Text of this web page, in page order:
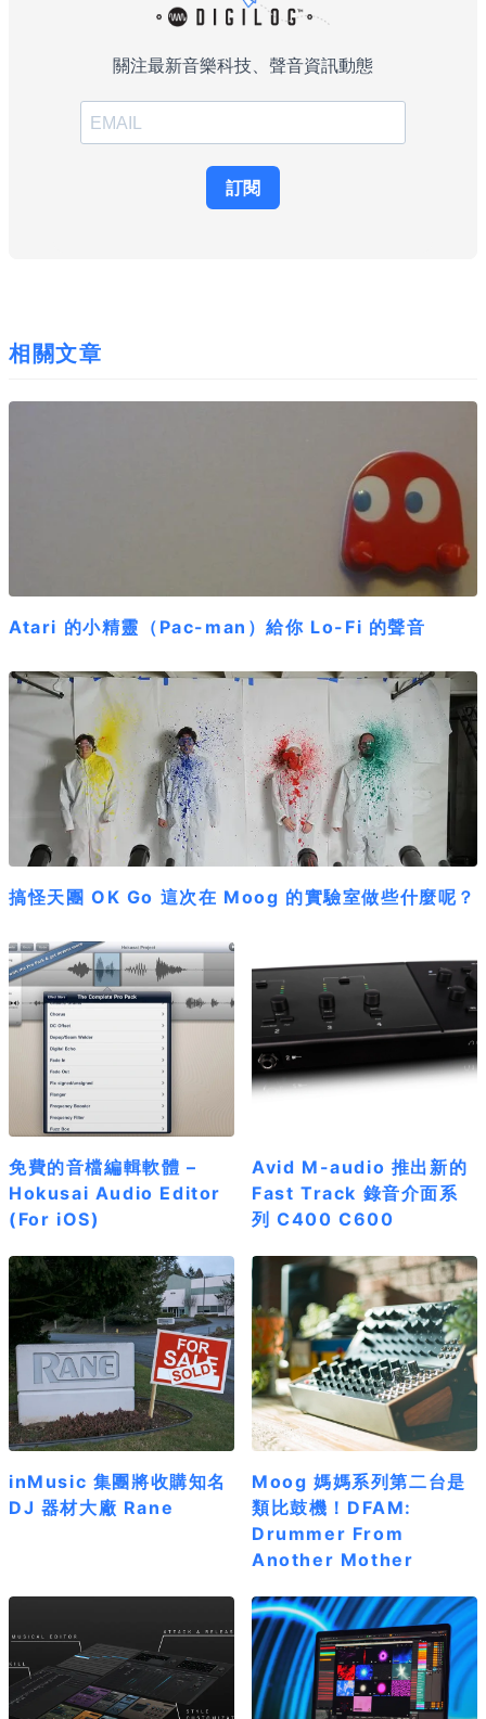
相關文章
Atari 的小精靈（Pac-man）給你 Lo-Fi 的聲音
搞怪天團 OK Go 這次在 Moog 的實驗室做些什麼呢？
免費的音檔編輯軟體 –
Hokusai Audio Editor
(For iOS)
Avid M-audio 推出新的
Fast Track 錄音介面系
列 C400 C600
inMusic 集團將收購知名
DJ 器材大廠 Rane
Moog 媽媽系列第二台是
類比鼓機！DFAM:
Drummer From
Another Mother